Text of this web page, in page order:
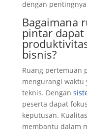
dengan
Bagaimana
pintar
bisnis?
Ruang pertemuan
mengurangi waktu
teknis. Dengan
peserta dapat
keputusan.
membantu dalam